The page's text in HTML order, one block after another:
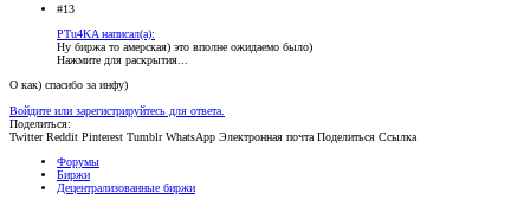
#13
PTu4KA написал(а):
Ну биржа то амерская) это вполне ожидаемо было)
Нажмите для раскрытия...
О как) спасибо за инфу)
Войдите или зарегистрируйтесь для ответа.
Поделиться:
Twitter Reddit Pinterest Tumblr WhatsApp Электронная почта Поделиться Ссылка
Форумы
Биржи
Децентрализованные биржи